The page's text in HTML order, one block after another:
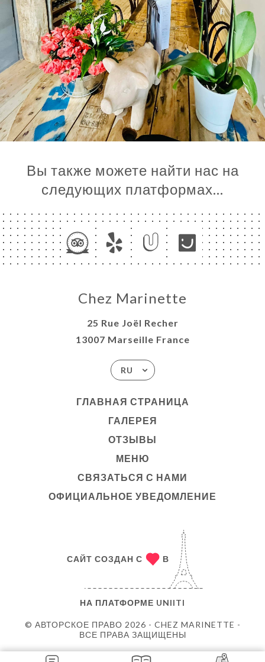
Вы также можете найти нас на
следующих платформах…
Chez Marinette
25 Rue Joël Recher
13007 Marseille France
RU
ГЛАВНАЯ СТРАНИЦА
ГАЛЕРЕЯ
ОТЗЫВЫ
МЕНЮ
СВЯЗАТЬСЯ С НАМИ
ОФИЦИАЛЬНОЕ УВЕДОМЛЕНИЕ
© АВТОРСКОЕ ПРАВО 2026 - CHEZ MARINETTE -
ВСЕ ПРАВА ЗАЩИЩЕНЫ
САЙТ СОЗДАН С В
НА ПЛАТФОРМЕ UNIITI